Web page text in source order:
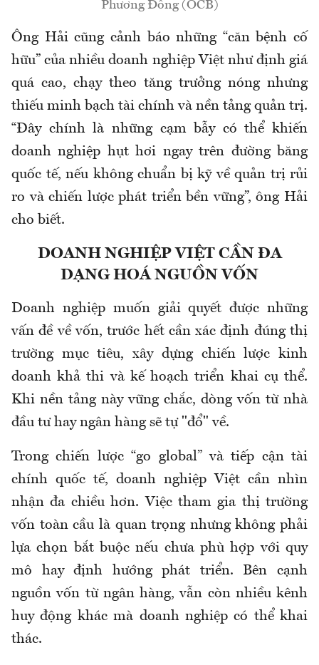
Phương Đông (OCB)
Ông Hải cũng cảnh báo những “căn bệnh cố
hữu” của nhiều doanh nghiệp Việt như định giá
quá cao, chạy theo tăng trưởng nóng nhưng
thiếu minh bạch tài chính và nền tảng quản trị.
“Đây chính là những cạm bẫy có thể khiến
doanh nghiệp hụt hơi ngay trên đường băng
quốc tế, nếu không chuẩn bị kỹ về quản trị rủi
ro và chiến lược phát triển bền vững”, ông Hải
cho biết.
DOANH NGHIỆP VIỆT CẦN ĐA
DẠNG HOÁ NGUỒN VỐN
Doanh nghiệp muốn giải quyết được những
vấn đề về vốn, trước hết cần xác định đúng thị
trường mục tiêu, xây dựng chiến lược kinh
doanh khả thi và kế hoạch triển khai cụ thể.
Khi nền tảng này vững chắc, dòng vốn từ nhà
đầu tư hay ngân hàng sẽ tự "đổ" về.
Trong chiến lược “go global” và tiếp cận tài
chính quốc tế, doanh nghiệp Việt cần nhìn
nhận đa chiều hơn. Việc tham gia thị trường
vốn toàn cầu là quan trọng nhưng không phải
lựa chọn bắt buộc nếu chưa phù hợp với quy
mô hay định hướng phát triển. Bên cạnh
nguồn vốn từ ngân hàng, vẫn còn nhiều kênh
huy động khác mà doanh nghiệp có thể khai
thác.